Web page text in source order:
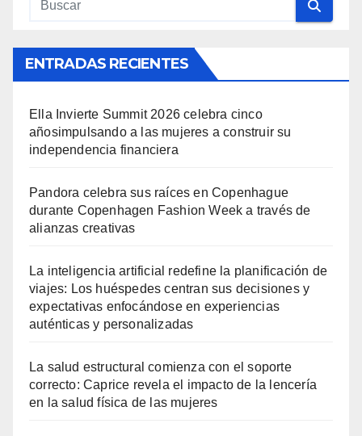
ENTRADAS RECIENTES
Ella Invierte Summit 2026 celebra cinco
añosimpulsando a las mujeres a construir su
independencia financiera
Pandora celebra sus raíces en Copenhague
durante Copenhagen Fashion Week a través de
alianzas creativas
La inteligencia artificial redefine la planificación de
viajes: Los huéspedes centran sus decisiones y
expectativas enfocándose en experiencias
auténticas y personalizadas
La salud estructural comienza con el soporte
correcto: Caprice revela el impacto de la lencería
en la salud física de las mujeres